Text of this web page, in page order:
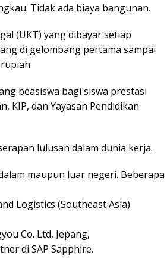
Tidak ada biaya bangunan.
(UKT) yang dibayar setiap
di gelombang pertama sampai
beasiswa bagi siswa prestasi
KIP, dan Yayasan Pendidikan
lulusan dalam dunia kerja.
maupun luar negeri. Beberapa
Logistics (Southeast Asia)
Co. Ltd, Jepang,
di SAP Sapphire.